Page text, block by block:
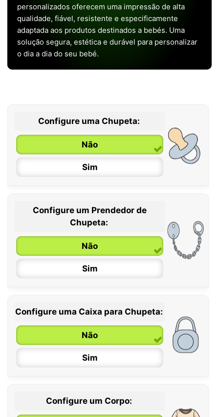
personalizados oferecem uma impressão de alta
qualidade, fiável, resistente e especificamente
adaptada aos produtos destinados a bebés. Uma
solução segura, estética e durável para personalizar
o dia a dia do seu bebé.
Configure uma Chupeta:
Não
Sim
0 / 6 meses
6 / 36 meses
Configure um Prendedor de
Chupeta:
Não
Sim
Configure uma Caixa para Chupeta:
Não
Sim
Configure um Corpo: